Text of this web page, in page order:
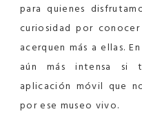
para quienes
curiosidad por
acerquen más a ellas.
aún más intensa si
aplicación móvil que
por ese museo vivo.